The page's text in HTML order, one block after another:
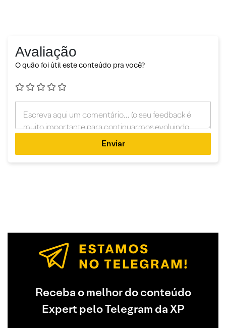
Avaliação
O quão foi útil este conteúdo pra você?
Enviar
Receba o melhor do conteúdo
Expert pelo Telegram da XP